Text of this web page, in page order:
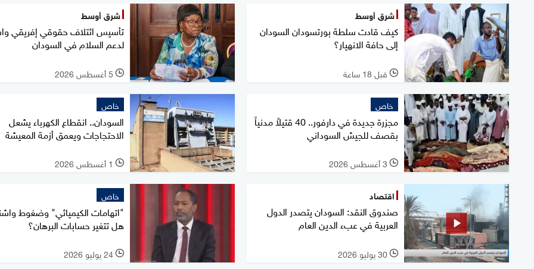
شرق أوسط
كيف قادت سلطة بورتسودان السودان
إلى حافة الانهيار؟
l قبل 18 ساعة
شرق أوسط
تأسيس ائتلاف حقوقي إفريقي
لدعم السلام في السودان
l 5 أغسطس 2026
خاص
مجزرة جديدة في دارفور.. 40 قتيلاً مدنياً
بقصف للجيش السوداني
l 3 أغسطس 2026
خاص
السودان.. انقطاع الكهرباء يشعل
الاحتجاجات ويعمق أزمة المعيشة
l 1 أغسطس 2026
اقتصاد
صندوق النقد: السودان يتصدر الدول
العربية في عبء الدين العام
l 30 يوليو 2026
خاص
"اتهامات الكيميائي" وضغوط
هل تتغير حسابات البرهان؟
l 24 يوليو 2026